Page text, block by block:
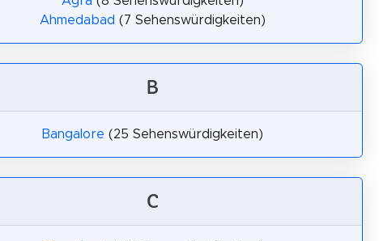
Ahmedabad (7 Sehenswürdigkeiten)
B
Bangalore (25 Sehenswürdigkeiten)
C